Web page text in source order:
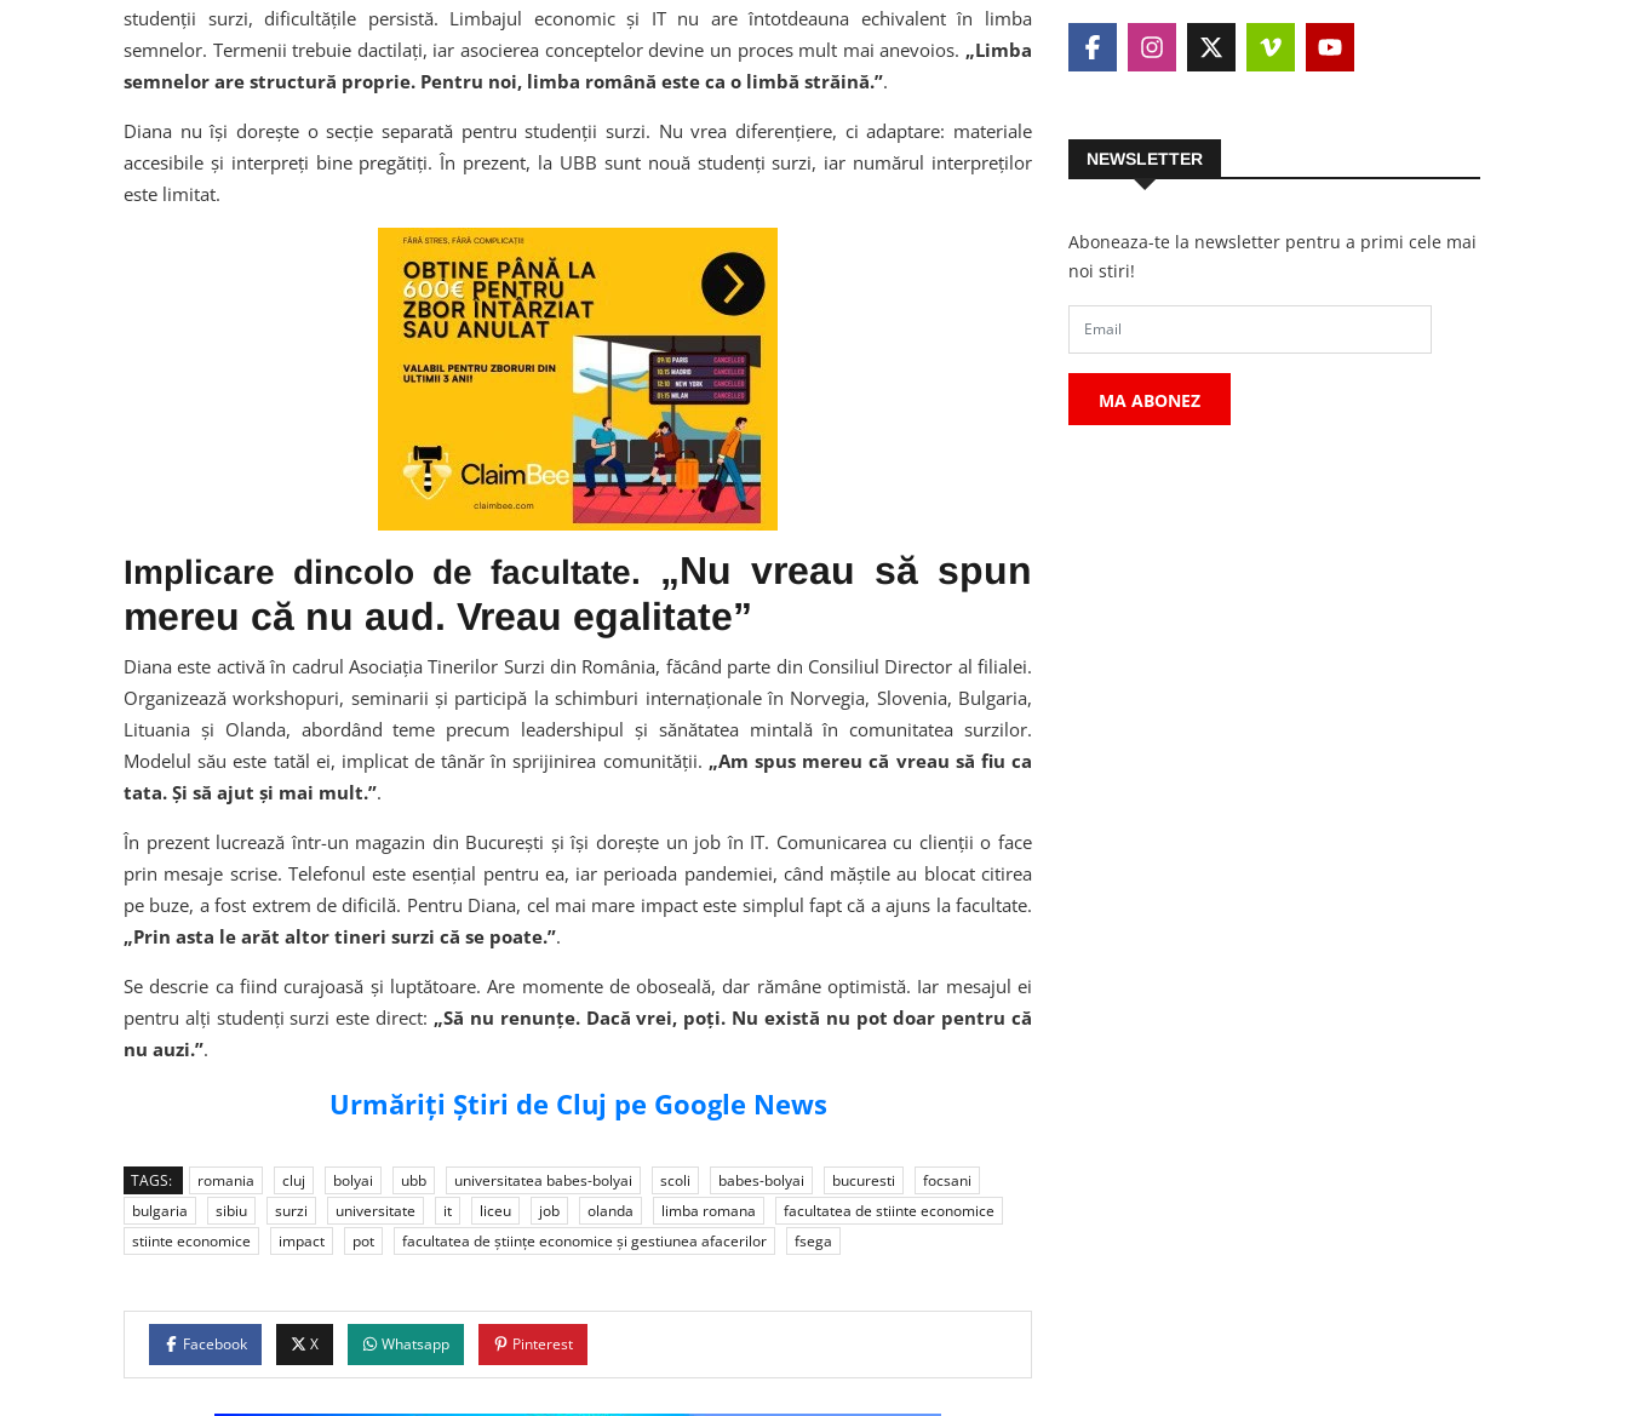
studenții surzi, dificultățile persistă. Limbajul economic și IT nu are întotdeauna echivalent în limba
semnelor. Termenii trebuie dactilați, iar asocierea conceptelor devine un proces mult mai anevoios. „Limba
semnelor are structură proprie. Pentru noi, limba română este ca o limbă străină.”.
Diana nu își dorește o secție separată pentru studenții surzi. Nu vrea diferențiere, ci adaptare: materiale
accesibile și interpreți bine pregătiți. În prezent, la UBB sunt nouă studenți surzi, iar numărul interpreților
este limitat.
Implicare dincolo de facultate. „Nu vreau să spun
mereu că nu aud. Vreau egalitate”
Diana este activă în cadrul Asociația Tinerilor Surzi din România, făcând parte din Consiliul Director al filialei.
Organizează workshopuri, seminarii și participă la schimburi internaționale în Norvegia, Slovenia, Bulgaria,
Lituania și Olanda, abordând teme precum leadershipul și sănătatea mintală în comunitatea surzilor.
Modelul său este tatăl ei, implicat de tânăr în sprijinirea comunității. „Am spus mereu că vreau să fiu ca
tata. Și să ajut și mai mult.”.
În prezent lucrează într-un magazin din București și își dorește un job în IT. Comunicarea cu clienții o face
prin mesaje scrise. Telefonul este esențial pentru ea, iar perioada pandemiei, când măștile au blocat citirea
pe buze, a fost extrem de dificilă. Pentru Diana, cel mai mare impact este simplul fapt că a ajuns la facultate.
„Prin asta le arăt altor tineri surzi că se poate.”.
Se descrie ca fiind curajoasă și luptătoare. Are momente de oboseală, dar rămâne optimistă. Iar mesajul ei
pentru alți studenți surzi este direct: „Să nu renunțe. Dacă vrei, poți. Nu există nu pot doar pentru că
nu auzi.”.
Urmăriți Știri de Cluj pe Google News
TAGS: romania cluj bolyai ubb universitatea babes-bolyai scoli babes-bolyai bucuresti
focsani
bulgaria
sibiu surzi universitate it liceu job olanda limba romana
facultatea de stiinte economice
stiinte economice
impact pot facultatea de științe economice și gestiunea afacerilor fsega
Facebook X Whatsapp Pinterest
NEWSLETTER
Aboneaza-te la newsletter pentru a primi cele mai
noi stiri!
MA ABONEZ